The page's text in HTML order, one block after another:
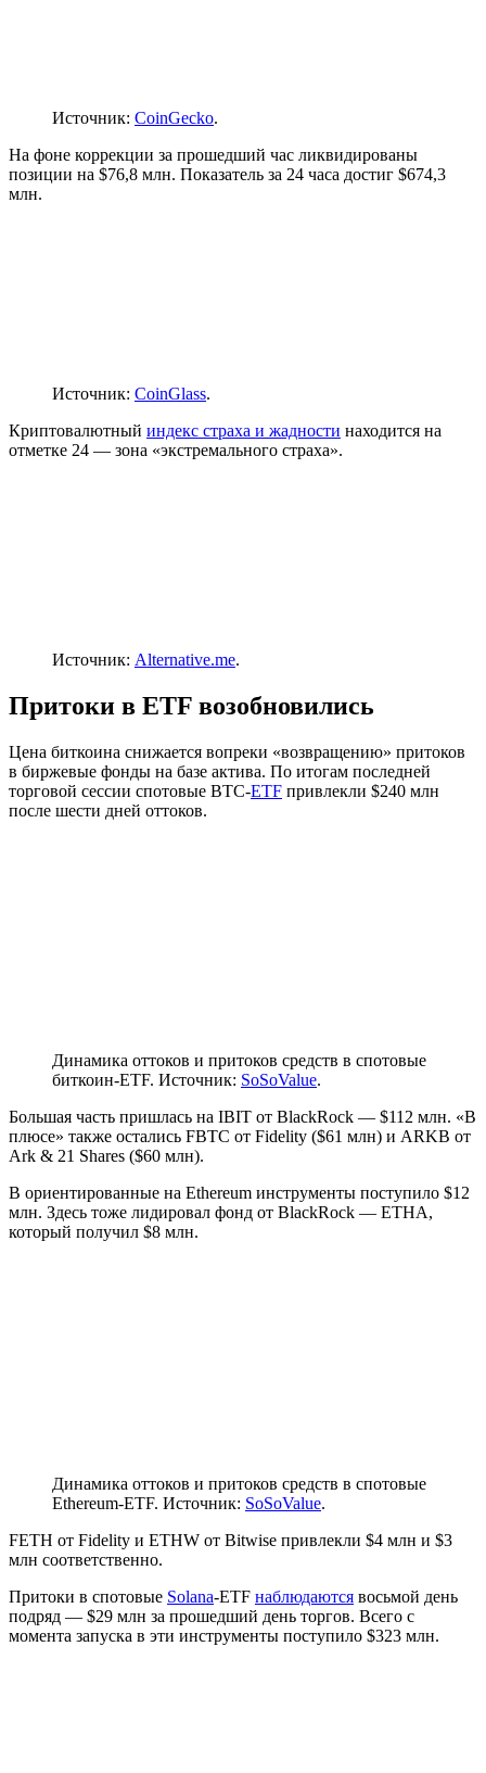
Источник: CoinGecko.
На фоне коррекции за прошедший час ликвидированы
позиции на $76,8 млн. Показатель за 24 часа достиг $674,3
млн.
Источник: CoinGlass.
Криптовалютный индекс страха и жадности находится на
отметке 24 — зона «экстремального страха».
Источник: Alternative.me.
Притоки в ETF возобновились
Цена биткоина снижается вопреки «возвращению» притоков
в биржевые фонды на базе актива. По итогам последней
торговой сессии спотовые BTC-ETF привлекли $240 млн
после шести дней оттоков.
Динамика оттоков и притоков средств в спотовые
биткоин-ETF. Источник: SoSoValue.
Большая часть пришлась на IBIT от BlackRock — $112 млн. «В
плюсе» также остались FBTC от Fidelity ($61 млн) и ARKB от
Ark & 21 Shares ($60 млн).
В ориентированные на Ethereum инструменты поступило $12
млн. Здесь тоже лидировал фонд от BlackRock — ETHA,
который получил $8 млн.
Динамика оттоков и притоков средств в спотовые
Ethereum-ETF. Источник: SoSoValue.
FETH от Fidelity и ETHW от Bitwise привлекли $4 млн и $3
млн соответственно.
Притоки в спотовые Solana-ETF наблюдаются восьмой день
подряд — $29 млн за прошедший день торгов. Всего с
момента запуска в эти инструменты поступило $323 млн.